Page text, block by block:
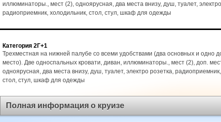
иллюминаторы., мест (2), одноярусная, два места внизу, душ, туалет,
радиоприемник, холодильник, стол, стул, шкаф для одежды
Категория 2Г+1
Трехместная на нижней палубе со всеми удобствами (два основных и одно
место). Две односпальных кровати, диван, иллюминаторы., мест (2), доп.
одноярусная, два места внизу, душ, туалет, электро розетка,
стол, стул, шкаф для одежды
Полная информация о круизе